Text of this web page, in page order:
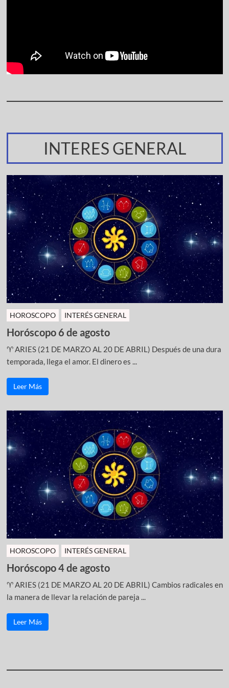
INTERES GENERAL
HOROSCOPO INTERÉS GENERAL
Horóscopo 6 de agosto
♈ ARIES (21 DE MARZO AL 20 DE ABRIL) Después de una dura
temporada, llega el amor. El dinero es ...
Leer Más
HOROSCOPO INTERÉS GENERAL
Horóscopo 4 de agosto
♈ ARIES (21 DE MARZO AL 20 DE ABRIL) Cambios radicales en
la manera de llevar la relación de pareja ...
Leer Más